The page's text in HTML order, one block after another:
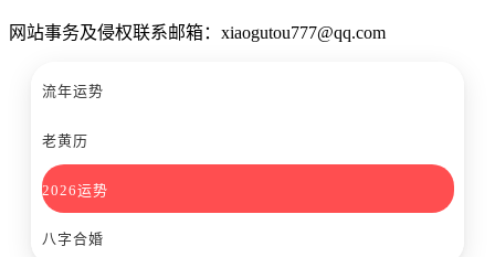
网站事务及侵权联系邮箱：xiaogutou777@qq.com
流年运势
老黄历
2026运势
八字合婚